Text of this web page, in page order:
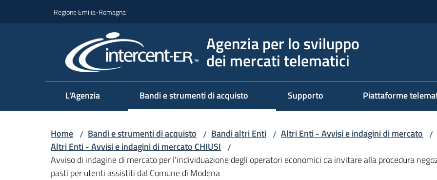
Regione Emilia-Romagna
Agenzia per lo sviluppo
dei mercati telematici
L'Agenzia Bandi e strumenti di acquisto Supporto Piattaforme
Home / Bandi e strumenti di acquisto / Bandi altri Enti / Altri Enti - Avvisi e indagini di mercato /
Altri Enti - Avvisi e indagini di mercato CHIUSI /
Avviso di indagine di mercato per l'individuazione degli operatori economici da invitare alla procedura
pasti per utenti assistiti dal Comune di Modena